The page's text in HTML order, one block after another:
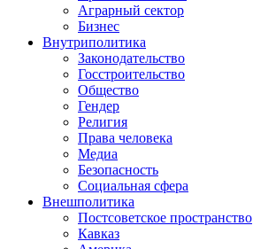
Аграрный сектор
Бизнес
Внутриполитика
Законодательство
Госстроительство
Общество
Гендер
Религия
Права человека
Медиа
Безопасность
Социальная сфера
Внешполитика
Постсоветское пространство
Кавказ